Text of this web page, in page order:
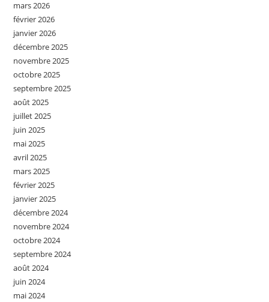
mars 2026
février 2026
janvier 2026
décembre 2025
novembre 2025
octobre 2025
septembre 2025
août 2025
juillet 2025
juin 2025
mai 2025
avril 2025
mars 2025
février 2025
janvier 2025
décembre 2024
novembre 2024
octobre 2024
septembre 2024
août 2024
juin 2024
mai 2024